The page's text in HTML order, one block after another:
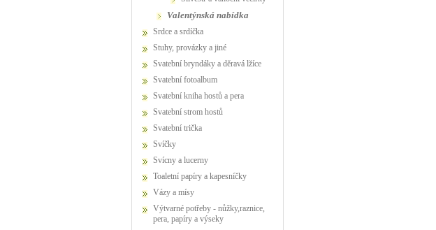
valentýnská nabídka
Srdce a srdíčka
Stuhy, provázky a jiné
Svatební bryndáky a děravá lžíce
Svatební fotoalbum
Svatební kniha hostů a pera
Svatební strom hostů
Svatební trička
Svíčky
Svícny a lucerny
Toaletní papíry a kapesníčky
Vázy a mísy
Výtvarné potřeby - nůžky,raznice,
pera, papíry a výseky